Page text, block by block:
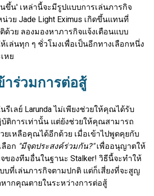
ขึ้น' เหล่านี้จะมีรูปแบบการเล่นภารกิจ
วย Jade Light Eximus เกิดขึ้นแทนที่
ด้วย ลองมองหาภารกิจแจ้งเตือนแบบ
เล่นทุก ๆ ชั่วโมงเพื่อเป็นอีกทางเลือกหนึ่ง
หย
าร่วมการต่อสู้
รีเลย์ Larunda ไม่เพียงช่วยให้คุณได้รับ
บัติการเท่านั้น แต่ยังช่วยให้คุณสามารถ
ยเหลือคุณได้อีกด้วย เมื่อเข้าไปพูดคุยกับ
ลือก "มีจุดประสงค์ร่วมกัน?"เพื่ออนุญาตให้
ของทีมอื่นในฐานะ Stalker! วิธีนี้จะทำให้
บที่เล่นภารกิจตามปกติ แต่ก็เสี่ยงที่จะสูญ
หากคุณตายในระหว่างการต่อสู้